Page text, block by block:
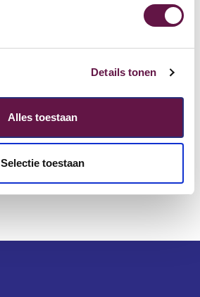
Details tonen
Alles toestaan
Selectie toestaan